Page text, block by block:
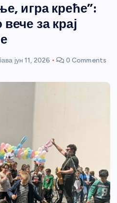
портал
игра креће”:
за крај
јун 11, 2026 0 Comments